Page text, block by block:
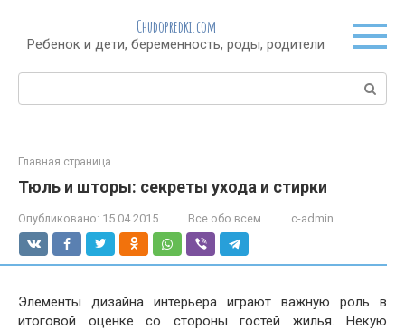
контенту
Chudopredki.com
Ребенок и дети, беременность, роды, родители
Поиск:
Главная страница
Тюль и шторы: секреты ухода и стирки
Опубликовано: 15.04.2015 Все обо всем c-admin
Элементы дизайна интерьера играют важную роль в
итоговой оценке со стороны гостей жилья. Некую